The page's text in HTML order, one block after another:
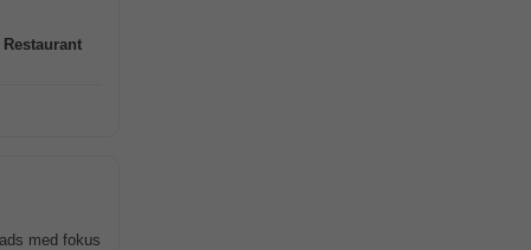
Restaurant
med fokus